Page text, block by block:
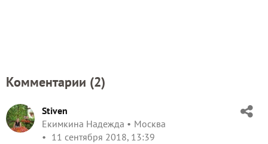
Комментарии (2)
Stiven
Екимкина Надежда
Москва
11 сентября 2018, 13:39